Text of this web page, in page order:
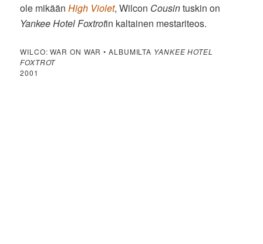
ole mikäänHigh Violet, Wilcon Cousintuskin on
Yankee Hotel Foxtrotin kaltainen mestariteos.
WILCO: WAR ON WAR • ALBUMILTA YANKEE HOTEL
FOXTROT
2001